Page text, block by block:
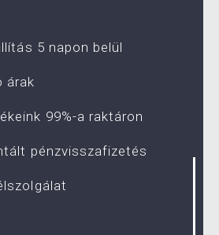
5 napon belül
árak
99%-a raktáron
pénzvisszafizetés